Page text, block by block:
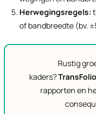
Herwegingsregels:
of bandbreedte (bv.
Rustig
kaders?TransFolio
rapporten en